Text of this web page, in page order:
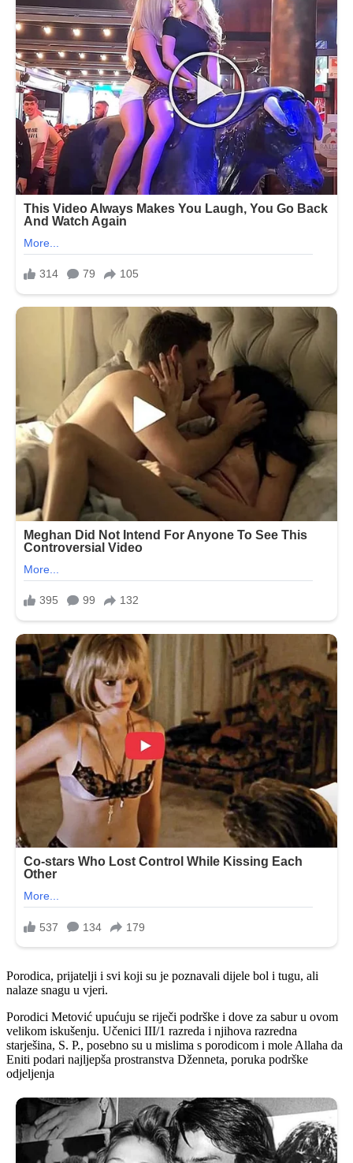
Porodica, prijatelji i svi koji su je poznavali dijele bol i tugu, ali
nalaze snagu u vjeri.
Porodici Metović upućuju se riječi podrške i dove za sabur u ovom
velikom iskušenju. Učenici III/1 razreda i njihova razredna
starješina, S. P., posebno su u mislima s porodicom i mole Allaha da
Eniti podari najljepša prostranstva Dženneta, poruka podrške
odjeljenja